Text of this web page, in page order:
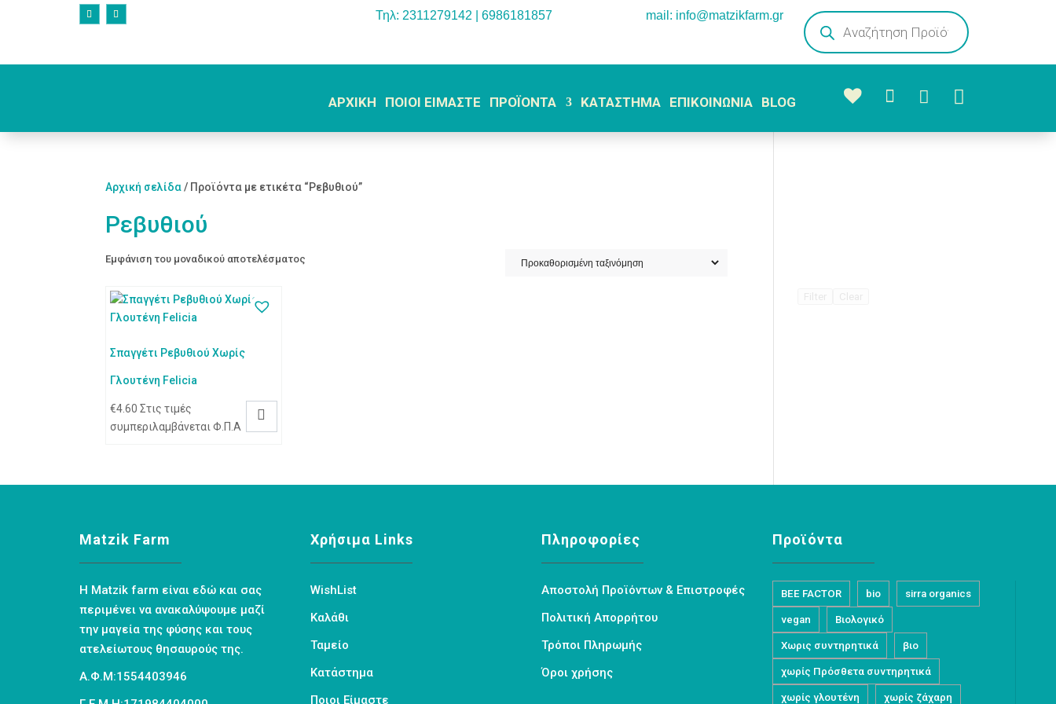
Τηλ: 2311279142 | 6986181857 mail: info@matzikfarm.gr
Products
search
ΑΡΧΙΚΗ ΠΟΙΟΙ ΕΙΜΑΣΤΕ ΠΡΟΪΟΝΤΑ ΚΑΤΑΣΤΗΜΑ ΕΠΙΚΟΙΝΩΝΙΑ BLOG   
Αρχική σελίδα/ Προϊόντα με ετικέτα “Ρεβυθιού”
Ρεβυθιού
Εμφάνιση του μοναδικού αποτελέσματος
Σπαγγέτι Ρεβυθιού Χωρίς
Γλουτένη Felicia
€4.60 Στις τιμές
συμπεριλαμβάνεται Φ.Π.Α

Matzik Farm
Η Matzik farm είναι εδώ και σας
περιμένει να ανακαλύψουμε μαζί
την μαγεία της φύσης και τους
ατελείωτους θησαυρούς της.
Α.Φ.Μ:1554403946
Χρήσιμα Links
WishList
Καλάθι
Ταμείο
Κατάστημα
Ποιοι Είμαστε
Πληροφορίες
Αποστολή Προϊόντων & Επιστροφές
Πολιτική Απορρήτου
Τρόποι Πληρωμής
Όροι χρήσης
Προϊόντα
BEE FACTOR bio sirra organics
vegan Βιολογικό
Χωρις συντηρητικά βιο
χωρίς Πρόσθετα συντηρητικά
χωρίς γλουτένη χωρίς ζάχαρη